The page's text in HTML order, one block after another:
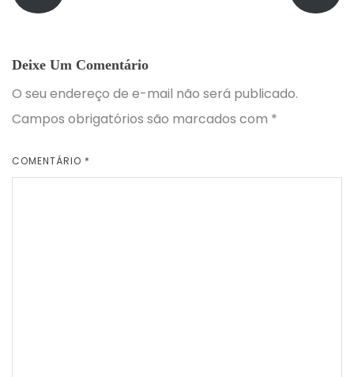
Deixe Um Comentário
O seu endereço de e-mail não será publicado.
Campos obrigatórios são marcados com *
COMENTÁRIO *